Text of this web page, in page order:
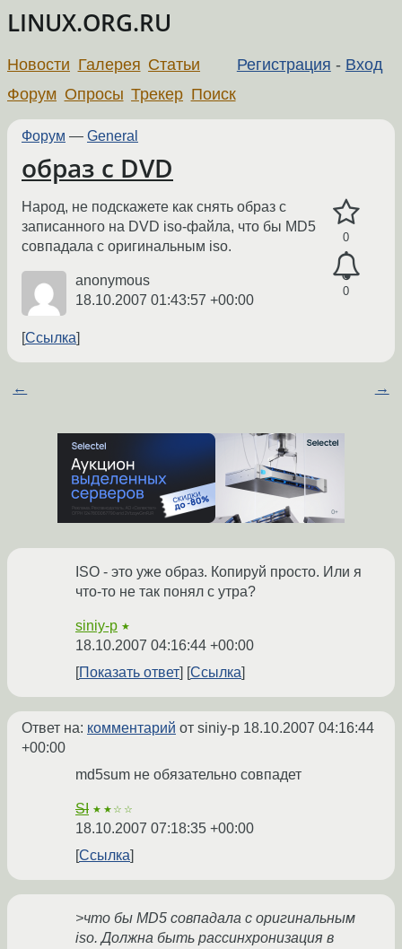
LINUX.ORG.RU
Регистрация - Вход
Новости Галерея Статьи
Форум Опросы Трекер Поиск
Форум — General
образ с DVD
0
0
Народ, не подскажете как снять образ с
записанного на DVD iso-файла, что бы MD5
совпадала с оригинальным iso.
anonymous
18.10.2007 01:43:57 +00:00
Ссылка
← →
ISO - это уже образ. Копируй просто. Или я
что-то не так понял с утра?
siniy-p ★
18.10.2007 04:16:44 +00:00
Показать ответ
Ссылка
Ответ на: комментарий от siniy-p 18.10.2007 04:16:44
+00:00
md5sum не обязательно совпадет
SI ★★☆☆
18.10.2007 07:18:35 +00:00
Ссылка
>что бы MD5 совпадала с оригинальным
iso. Должна быть рассинхронизация в